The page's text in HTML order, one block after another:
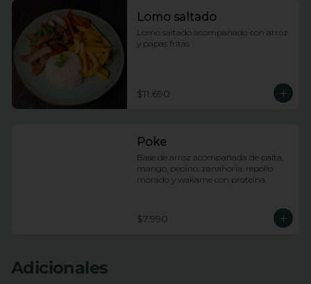
Lomo saltado
Lomo saltado acompañado con arroz
y papas fritas
$11.690
Poke
Base de arroz acompañada de palta,
mango, pepino, zanahoria, repollo
morado y wakame con proteina
$7.990
Adicionales